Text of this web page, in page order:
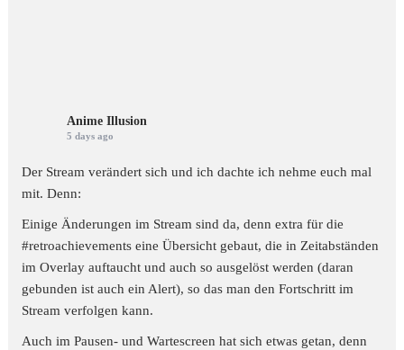
Anime Illusion
5 days ago
Der Stream verändert sich und ich dachte ich nehme euch mal
mit. Denn:
Einige Änderungen im Stream sind da, denn extra für die
#retroachievements eine Übersicht gebaut, die in Zeitabständen
im Overlay auftaucht und auch so ausgelöst werden (daran
gebunden ist auch ein Alert), so das man den Fortschritt im
Stream verfolgen kann.
Auch im Pausen- und Wartescreen hat sich etwas getan, denn